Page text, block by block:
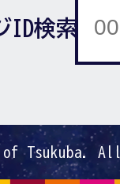
ID検索
of Tsukuba.